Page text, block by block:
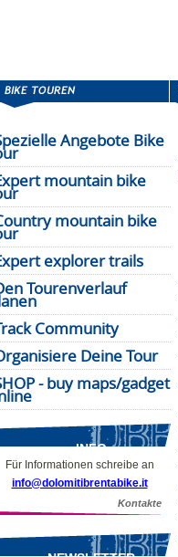
Angebote Bike
mountain bike
mountain bike
explorer trails
Tourenverlauf
Community
Deine Tour
- buy maps/gadget
INFO
Für Informationen schreibe an
info@dolomitibrentabike.it
Kontakte